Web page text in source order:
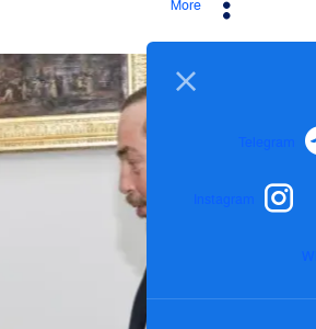
More
Telegram
Instagram